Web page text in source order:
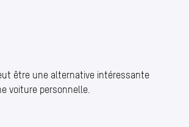
être une alternative intéressante
voiture personnelle.